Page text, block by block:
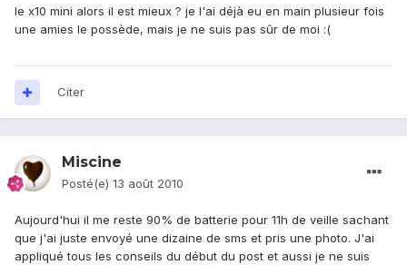
le x10 mini alors il est mieux ? je l'ai déjà eu en main plusieur fois
une amies le possède, mais je ne suis pas sûr de moi :(
Citer
Miscine
Posté(e) 13 août 2010
Aujourd'hui il me reste 90% de batterie pour 11h de veille sachant
que j'ai juste envoyé une dizaine de sms et pris une photo. J'ai
appliqué tous les conseils du début du post et aussi je ne suis